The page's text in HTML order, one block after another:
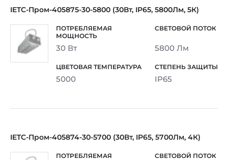
IETC-Пром-405875-30-5800 (30Вт, IP65, 5800Лм, 5К)
30 Вт 5800 Лм
5000 IP65
IETC-Пром-405874-30-5700 (30Вт, IP65, 5700Лм, 4К)